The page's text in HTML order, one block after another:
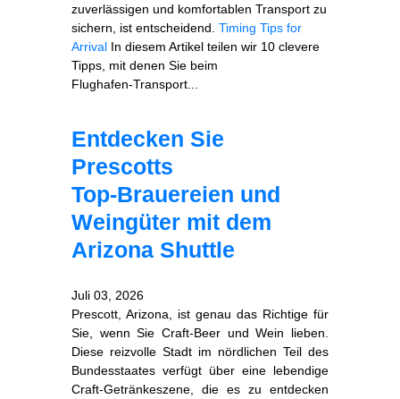
zuverlässigen und komfortablen Transport zu
sichern, ist entscheidend. Timing Tips for
Arrival In diesem Artikel teilen wir 10 clevere
Tipps, mit denen Sie beim
Flughafen‑Transport...
Entdecken Sie
Prescotts
Top‑Brauereien und
Weingüter mit dem
Arizona Shuttle
Juli 03, 2026
Prescott, Arizona, ist genau das Richtige für
Sie, wenn Sie Craft‑Beer und Wein lieben.
Diese reizvolle Stadt im nördlichen Teil des
Bundesstaates verfügt über eine lebendige
Craft‑Getränkeszene, die es zu entdecken